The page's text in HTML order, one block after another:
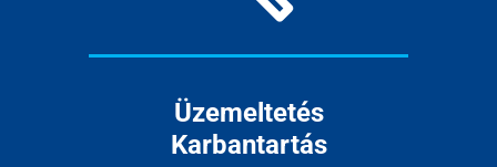
Üzemeltetés
Karbantartás